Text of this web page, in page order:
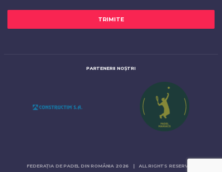
PARTENERII NOȘTRI
FEDERAȚIA DE PADEL DIN ROMÂNIA 2026 | ALL RIGHTS RESERVED